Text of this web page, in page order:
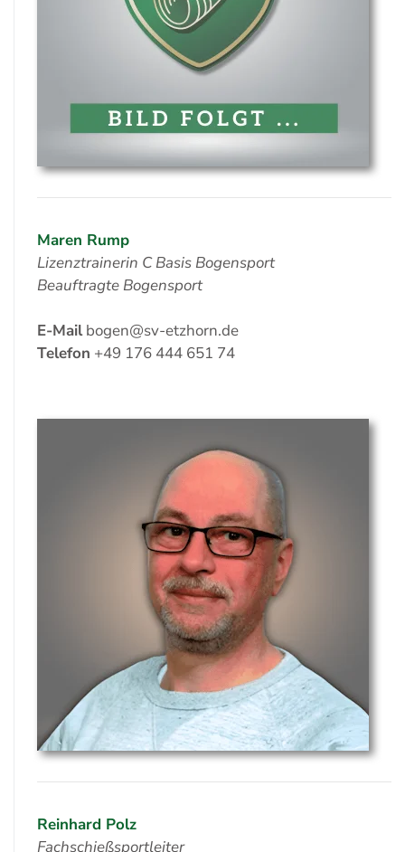
Maren Rump
Lizenztrainerin C Basis Bogensport
Beauftragte Bogensport
E-Mail bogen@sv-etzhorn.de
Telefon +49 176 444 651 74
Reinhard Polz
Fachschießsportleiter